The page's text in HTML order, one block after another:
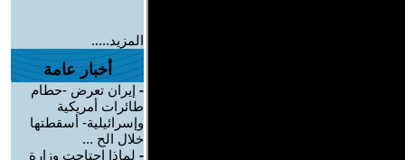
المزيد.....
أخبار عامة
- إيران تعرض -حطام
طائرات أمريكية
وإسرائيلية- أسقطتها
خلال الح ...
- لماذا احتاجت وزارة